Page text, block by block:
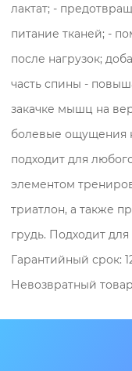
- улучшает
- помогает
после нагрузок;
добавлены
часть спины
- повышает
-
части спины;
- снимает
части спины;
Идеально
лактат; -
питание тканей; -
после нагрузок;
часть спины -
закачке мышц на
болевые ощущения
подходит для
элементом
триатлон, а также
грудь. Подходит для
Гарантийный срок:
Невозвратный